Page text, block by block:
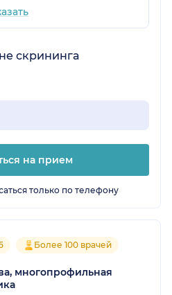
скрининга
на прием
только по телефону
Более 100 врачей
многопрофильная